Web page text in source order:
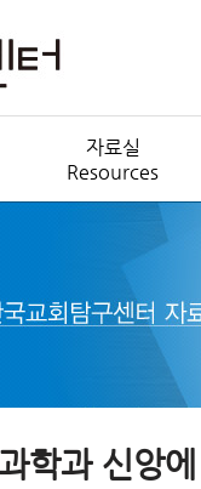
자료실
Resources
과학과 신앙